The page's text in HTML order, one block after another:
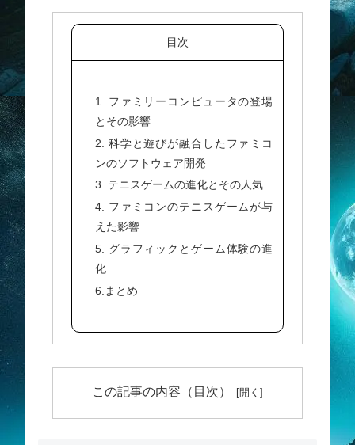
目次
1. ファミリーコンピュータの登場
とその影響
2. 科学と遊びが融合したファミコ
ンのソフトウェア開発
3. テニスゲームの進化とその人気
4. ファミコンのテニスゲームが与
えた影響
5. グラフィックとゲーム体験の進
化
6.まとめ
この記事の内容（目次）